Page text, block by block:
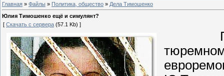
Главная » Файлы » Политика, общество » Дела Тимошенко
Юлия Тимошенко ещё и симулянт?
[ Скачать с сервера (57.1 Kb) ]